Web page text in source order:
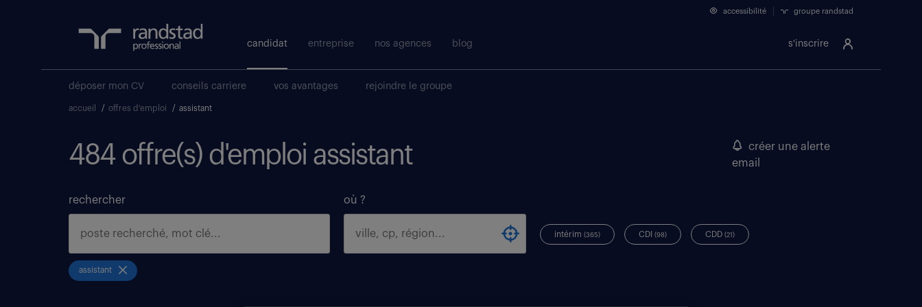
s'inscrire
accessibilité groupe randstad
candidat entreprise nos agences blog
déposer mon CV conseils carriere vos avantages rejoindre le groupe
accueil / offres d'emploi / assistant
484 offre(s) d'emploi assistant
créer une alerte
email
rechercher
assistant
où ?
intérim(365) CDI(98) CDD(21)